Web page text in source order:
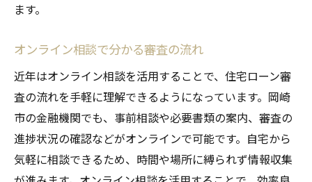
ます。
オンライン相談で分かる審査の流れ
近年はオンライン相談を活用することで、住宅ローン審
査の流れを手軽に理解できるようになっています。岡崎
市の金融機関でも、事前相談や必要書類の案内、審査の
進捗状況の確認などがオンラインで可能です。自宅から
気軽に相談できるため、時間や場所に縛られず情報収集